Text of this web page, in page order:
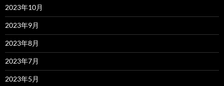
2023年10月
2023年9月
2023年8月
2023年7月
2023年5月